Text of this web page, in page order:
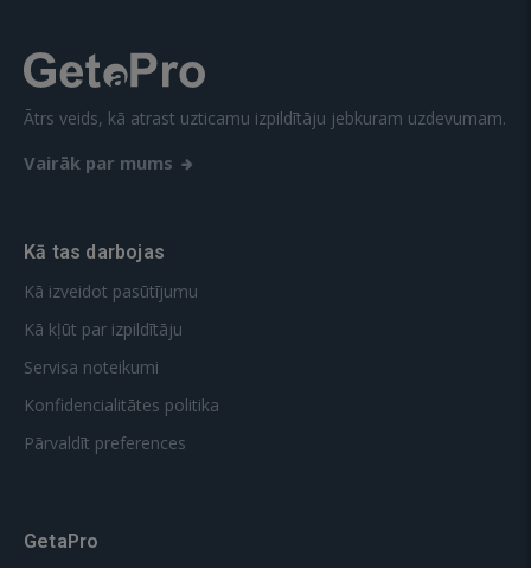
Ātrs veids, kā atrast uzticamu izpildītāju jebkuram uzdevumam.
Vairāk par mums
Kā tas darbojas
Kā izveidot pasūtījumu
Kā kļūt par izpildītāju
Servisa noteikumi
Konfidencialitātes politika
Pārvaldīt preferences
GetaPro